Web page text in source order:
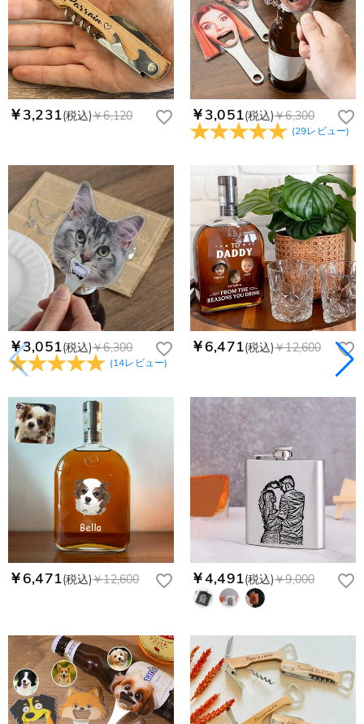
￥3,231(税込)￥6,120 ￥3,051(税込)￥6,300
(29レビュー)
￥3,051(税込)￥6,300
(14レビュー)
￥6,471(税込)￥12,600
￥6,471(税込)￥12,600 ￥4,491(税込)￥9,000